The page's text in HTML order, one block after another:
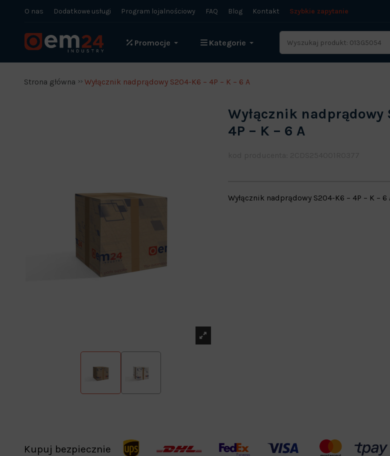
O nas Dodatkowe usługi Program lojalnościowy FAQ Blog Kontakt Szybkie zapytanie
Promocje Kategorie
Strona główna Wyłącznik nadprądowy S204-K6 – 4P – K – 6 A
Wyłącznik nadprądowy
4P – K – 6 A
Wyłącznik nadprądowy S204-K6 – 4P – K – 6
Kupuj bezpiecznie